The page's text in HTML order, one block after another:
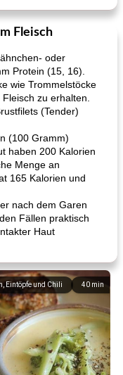
Fleisch
oder
Protein (15, 16).
wie Trommelstöcke
zu erhalten.
(Tender)
(100 Gramm)
haben 200 Kalorien
Menge an
165 Kalorien und
nach dem Garen
Fällen praktisch
Haut
40 min
Eintöpfe und Chili